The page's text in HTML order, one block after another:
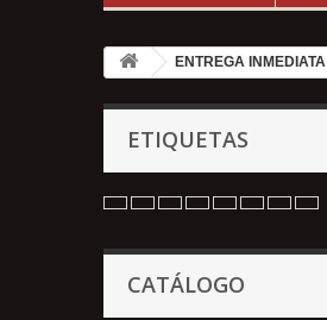
ENTREGA INMEDIATA
ETIQUETAS
CATÁLOGO